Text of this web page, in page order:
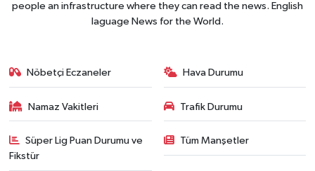
people an infrastructure where they can read the news. English
laguage News for the World.
Nöbetçi Eczaneler Hava Durumu
Namaz Vakitleri Trafik Durumu
Süper Lig Puan Durumu ve
Fikstür
Tüm Manşetler